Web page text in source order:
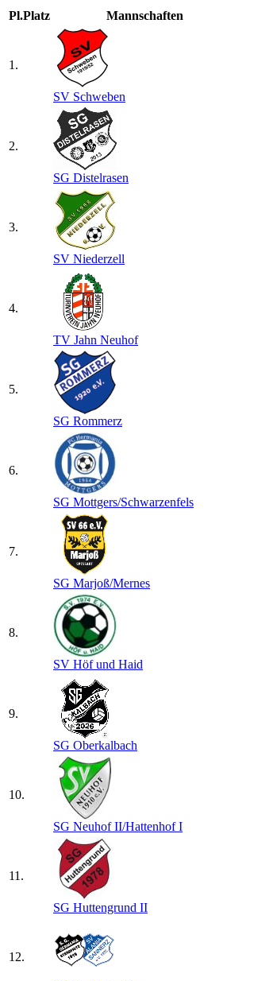
Pl.Platz Mannschaften
1.
SV Schweben
2.
SG Distelrasen
3.
SV Niederzell
4.
TV Jahn Neuhof
5.
SG Rommerz
6.
SG Mottgers/​Schwarzenfels
7.
SG Marjoß/​Mernes
8.
SV Höf und Haid
9.
SG Oberkalbach
10.
SG Neuhof II/​Hattenhof I
11.
SG Huttengrund II
12.